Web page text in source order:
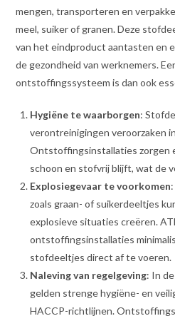
mengen, transporteren en
meel, suiker of granen. Deze
van het eindproduct aantasten en
de gezondheid van werknemers.
ontstoffingssysteem is dan ook
Hygiëne te waarborgen:
verontreinigingen veroorzaken
Ontstoffingsinstallaties zorgen
schoon en stofvrij blijft, wat de
Explosiegevaar te voorkomen
zoals graan- of suikerdeeltjes
explosieve situaties creëren.
ontstoffingsinstallaties
stofdeeltjes direct af te voeren.
Naleving van regelgeving: In
gelden strenge hygiëne- en
HACCP-richtlijnen.